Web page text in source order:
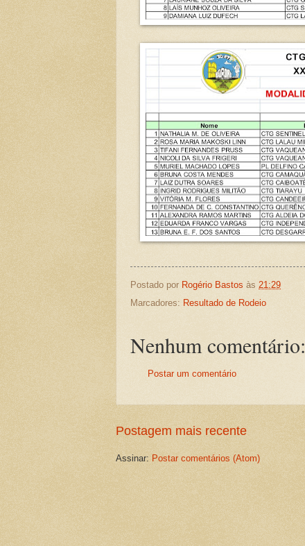
Postado por Rogério Bastos às 21:29
Marcadores: Resultado de Rodeio
Nenhum comentário:
Postar um comentário
Postagem mais recente
Assinar: Postar comentários (Atom)